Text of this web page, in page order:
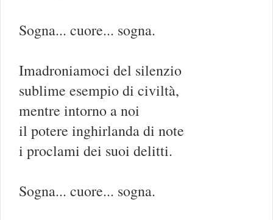
Sogna... cuore... sogna.
Imadroniamoci del silenzio
sublime esempio di civiltà,
mentre intorno a noi
il potere inghirlanda di note
i proclami dei suoi delitti.
Sogna... cuore... sogna.